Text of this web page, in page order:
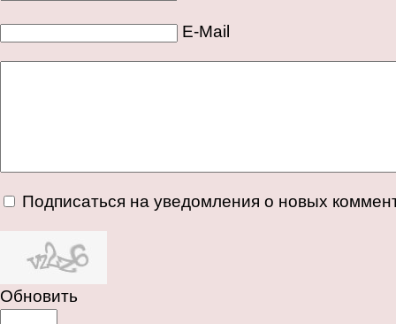
E-Mail
Подписаться на уведомления о новых
Обновить